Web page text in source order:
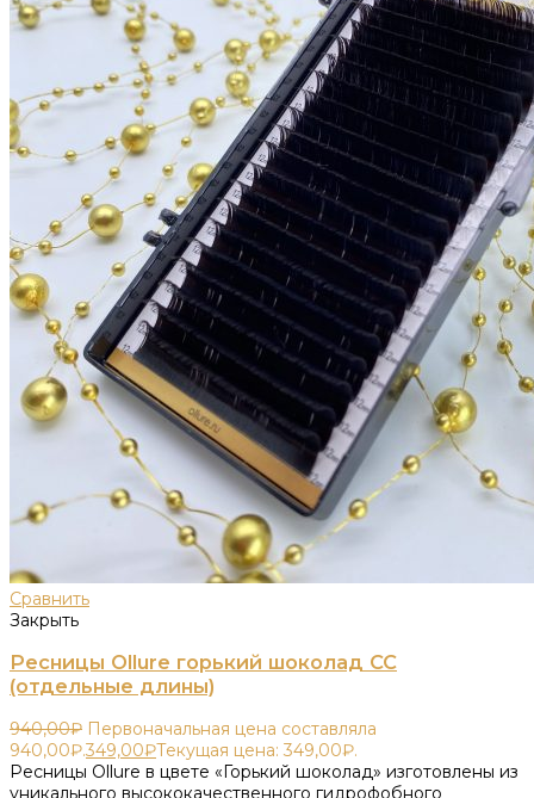
Сравнить
Закрыть
Ресницы Ollure горький шоколад CC
(отдельные длины)
940,00₽ Первоначальная цена составляла
940,00₽.349,00₽Текущая цена: 349,00₽.
Ресницы Ollure в цвете «Горький шоколад» изготовлены из
уникального высококачественного гидрофобного